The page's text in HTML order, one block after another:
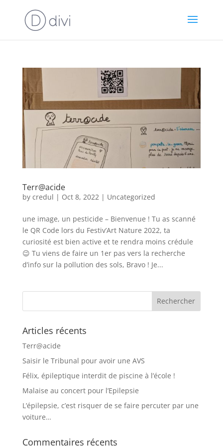
Terr@acide
by credul | Oct 8, 2022 | Uncategorized
une image, un pesticide – Bienvenue ! Tu as scanné
le QR Code lors du Festiv’Art Nature 2022, ta
curiosité est bien active et te rendra moins crédule
😉 Tu viens de faire un 1er pas vers la recherche
d’info sur la pollution des sols, Bravo ! Je...
Articles récents
Terr@acide
Saisir le Tribunal pour avoir une AVS
Félix, épileptique interdit de piscine à l’école !
Malaise au concert pour l’Epilepsie
L’épilepsie, c’est risquer de se faire percuter par une
voiture…
Commentaires récents